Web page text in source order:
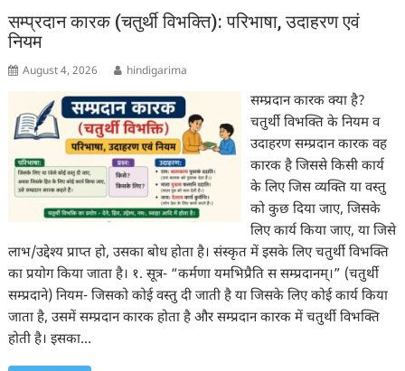
सम्प्रदान कारक (चतुर्थी विभक्ति): परिभाषा, उदाहरण एवं
नियम
August 4, 2026 hindigarima
सम्प्रदान कारक क्या है?
चतुर्थी विभक्ति के नियम व
उदाहरण सम्प्रदान कारक वह
कारक है जिससे किसी कार्य
के लिए जिस व्यक्ति या वस्तु
को कुछ दिया जाए, जिसके
लिए कार्य किया जाए, या जिसे
लाभ/उद्देश्य प्राप्त हो, उसका बोध होता है। संस्कृत में इसके लिए चतुर्थी विभक्ति
का प्रयोग किया जाता है। १. सूत्र- “कर्मणा यमभिप्रैति स सम्प्रदानम्।” (चतुर्थी
सम्प्रदाने) नियम- जिसको कोई वस्तु दी जाती है या जिसके लिए कोई कार्य किया
जाता है, उसमें सम्प्रदान कारक होता है और सम्प्रदान कारक में चतुर्थी विभक्ति
होती है। इसका…